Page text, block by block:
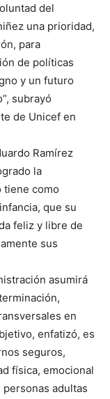
del
una prioridad,
para
de políticas
y un futuro
subrayó
de Unicef en
Ramírez
la
tiene como
que su
feliz y libre de
sus
asumirá
en
enfatizó, es
seguros,
física, emocional
adultas